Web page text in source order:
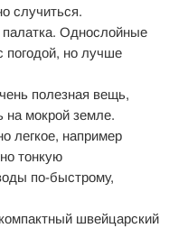
случиться.
Однослойные
погодой, но лучше
полезная вещь,
на мокрой земле.
легкое, например
тонкую
по-быстрому,
швейцарский